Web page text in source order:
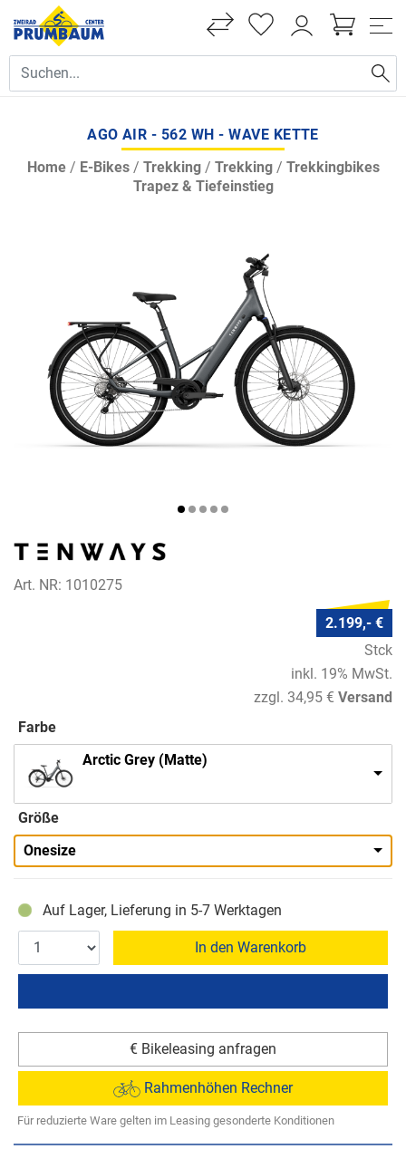
AGO AIR - 562 WH - WAVE KETTE
Home/ E-Bikes/ Trekking/ Trekking/ Trekkingbikes
Trapez & Tiefeinstieg
Art. NR: 1010275
2.199,- €
Stck
inkl. 19% MwSt.
zzgl. 34,95 € Versand
Farbe
Arctic Grey (Matte)
Größe
Onesize
Auf Lager, Lieferung in 5-7 Werktagen
In den Warenkorb
€ Bikeleasing anfragen
Rahmenhöhen Rechner
Für reduzierte Ware gelten im Leasing gesonderte Konditionen